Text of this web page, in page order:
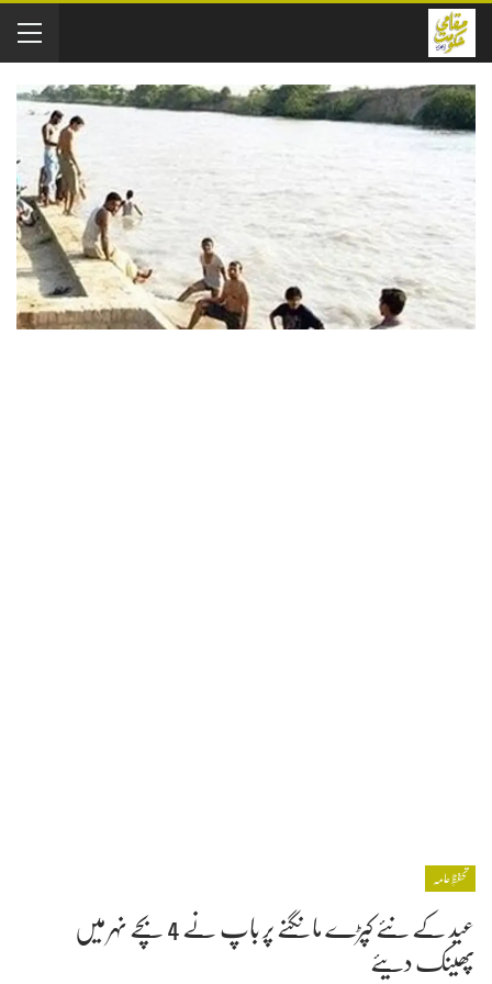
تحفظِ عامہ
عید کے نئے کپڑے مانگنے پر باپ نے 4 بچے نہر میں
پھینک دیئے‎